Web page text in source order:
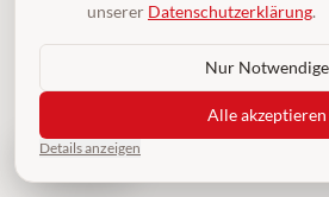
4,5 (250)
unserer Datenschutzerklärung.
Details anzeigen
Nur Notwendige
Alle akzeptieren